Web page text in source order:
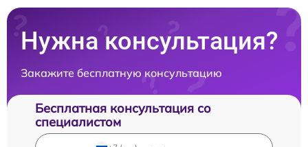
Нужна консультация?
Закажите бесплатную консультацию
Бесплатная консультация со
специалистом